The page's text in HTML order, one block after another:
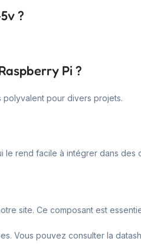
?
Pi ?
polyvalent pour divers projets.
le rend facile à intégrer dans des
site. Ce composant est
Vous pouvez consulter la